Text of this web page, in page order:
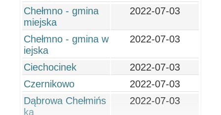
Chełmno - gmina
miejska
2022-07-03
Chełmno - gmina w
iejska
2022-07-03
Ciechocinek
2022-07-03
Czernikowo
2022-07-03
Dąbrowa Chełmińs
ka
2022-07-03